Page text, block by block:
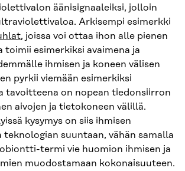
äänisignaaleiksi, jolloin
Arkisempi esimerkki
, joissa voi ottaa ihon alle pienen
toimii esimerkiksi avaimena ja
ihmisen ja koneen välisen
pyrkii viemään esimerkiksi
tavoitteena on nopean tiedonsiirron
aivojen ja tietokoneen välillä.
kysymys on siis ihmisen
teknologian suuntaan, vähän samalla
termi vie huomion ihmisen ja
muodostamaan kokonaisuuteen.